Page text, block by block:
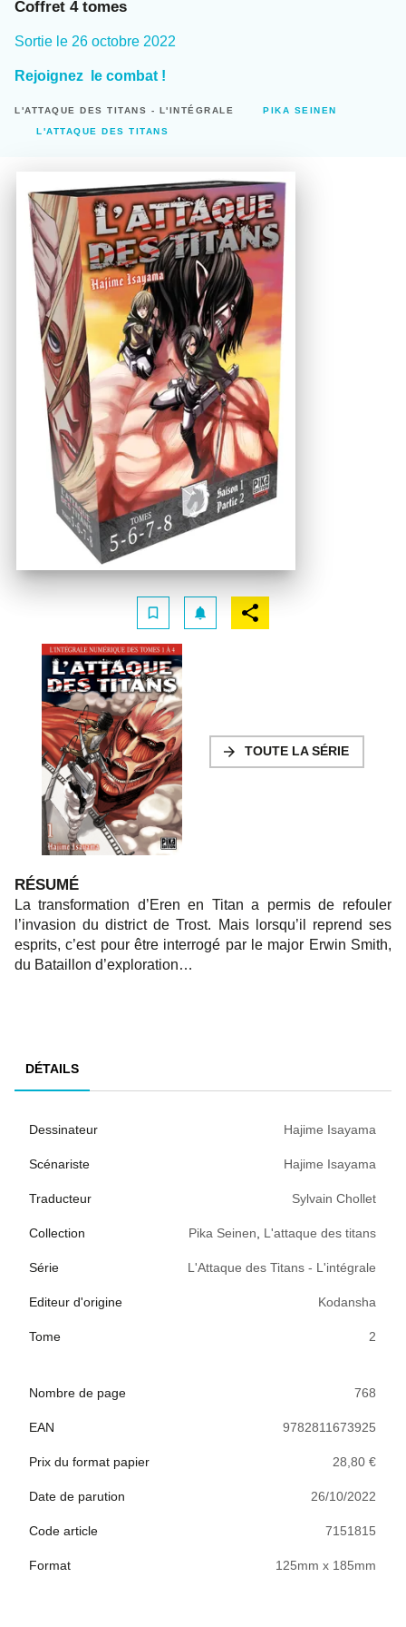
Coffret 4 tomes
Sortie le 26 octobre 2022
Rejoignez le combat !
L'ATTAQUE DES TITANS - L'INTÉGRALE PIKA SEINEN
L'ATTAQUE DES TITANS
bookmark_border notifications
arrow_forward TOUTE LA SÉRIE
RÉSUMÉ
La transformation d’Eren en Titan a permis de refouler
l’invasion du district de Trost. Mais lorsqu’il reprend ses
esprits, c’est pour être interrogé par le major Erwin Smith,
du Bataillon d’exploration…
DÉTAILS
Dessinateur Hajime Isayama
Scénariste Hajime Isayama
Traducteur Sylvain Chollet
Collection Pika Seinen L'attaque des titans
Série L'Attaque des Titans - L'intégrale
Editeur d'origine Kodansha
Tome 2
Nombre de page 768
EAN 9782811673925
Prix du format papier 28,80 €
Date de parution 26/10/2022
Code article 7151815
Format 125mm x 185mm